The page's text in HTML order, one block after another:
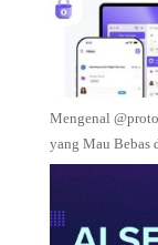
Mengenal
yang Mau Bebas